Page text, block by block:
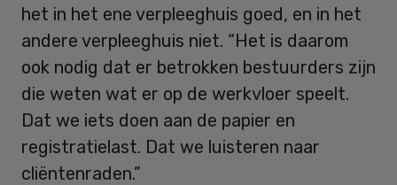
het in het ene verpleeghuis goed, en in het
andere verpleeghuis niet. “Het is daarom
ook nodig dat er betrokken bestuurders zijn
die weten wat er op de werkvloer speelt.
Dat we iets doen aan de papier en
registratielast. Dat we luisteren naar
cliëntenraden.”